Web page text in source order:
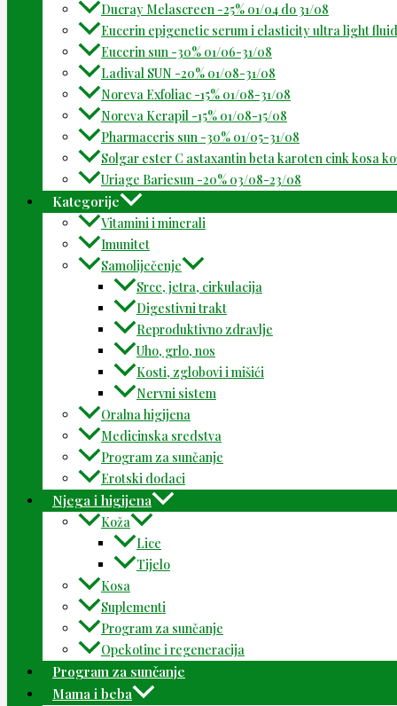
Ducray Melascreen -25% 01/04 do 31/08
Eucerin epigenetic serum i elasticity ultra light
Eucerin sun -30% 01/06-31/08
Ladival SUN -20% 01/08-31/08
Noreva Exfoliac -15% 01/08-31/08
Noreva Kerapil -15% 01/08-15/08
Pharmaceris sun -30% 01/05-31/08
Solgar ester C astaxantin beta karoten cink kosa
Uriage Bariesun -20% 03/08-23/08
Kategorije
Vitamini i minerali
Imunitet
Samoliječenje
Srce, jetra, cirkulacija
Digestivni trakt
Reproduktivno zdravlje
Uho, grlo, nos
Kosti, zglobovi i mišići
Nervni sistem
Oralna higijena
Medicinska sredstva
Program za sunčanje
Erotski dodaci
Njega i higijena
Koža
Lice
Tijelo
Kosa
Suplementi
Program za sunčanje
Opekotine i regeneracija
Program za sunčanje
Mama i beba